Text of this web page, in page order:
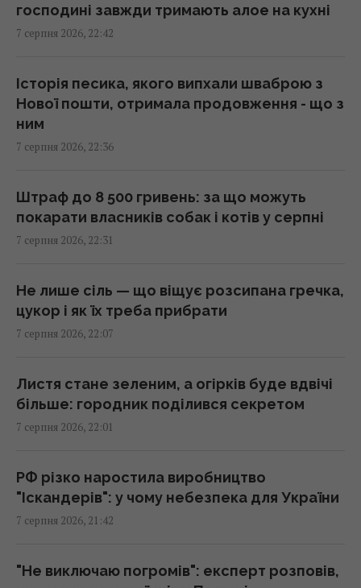
Що станеться з комп’ютером, якщо
тривалий час не оновлювати Windows
Суд продовжив тримання під вартою для
Коломойського, захист заявив про
проблеми зі здоров'ям
Росія встановила антидронові сітки на
своїх субмаринах, розташованих за тисячі
20:35 п'ятниця, 07 серпня 2026
Що їсти для здоров’я серця: кардіологи
20:22 п'ятниця, 07 серпня 2026
Льотчик-утікач з КНДР уперше сів за
20:18 п'ятниця, 07 серпня 2026
Сенат США схвалив законопроект про
20:17 п'ятниця, 07 серпня 2026
господині завжди тримають алое на кухні
7 серпня 2026, 22:42
Історія песика, якого випхали шваброю з
Нової пошти, отримала продовження - що з
ним
7 серпня 2026, 22:36
Штраф до 8 500 гривень: за що можуть
покарати власників собак і котів у серпні
7 серпня 2026, 22:31
Не лише сіль — що віщує розсипана гречка,
цукор і як їх треба прибрати
7 серпня 2026, 22:07
Листя стане зеленим, а огірків буде вдвічі
більше: городник поділився секретом
7 серпня 2026, 22:01
РФ різко наростила виробництво
"Іскандерів": у чому небезпека для України
7 серпня 2026, 21:42
"Не виключаю погромів": експерт розповів,